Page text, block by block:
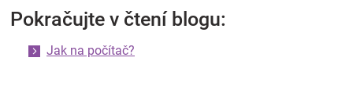
Pokračujte v čtení blogu:
Jak na počítač?